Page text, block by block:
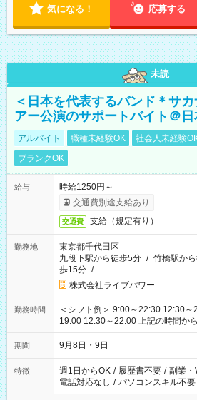
気になる！ 応募する
未読
＜日本を代表するバンド＊サ
アー公演のサポートバイト＠
アルバイト 職種未経験OK 社会人未経験
ブランクOK
給与
時給1250円～
交通費別途支給あり
交通費 支給（規定有り）
勤務地
東京都千代田区
九段下駅から徒歩5分 / 竹橋駅か
歩15分 / …
株式会社ライブパワー
勤務時間
＜シフト例＞ 9:00～22:30 12:30
19:00 12:30～22:00 上記の時間から好きな時間を選べます！ ※
時間は変更となる可能性があります
期間 9月8日・9日
特徴 週1日からOK / 履歴書不要 / 副業・
電話対応なし / パソコンスキル不要